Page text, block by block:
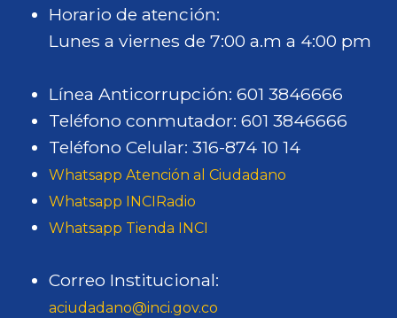
Horario de atención:
Lunes a viernes de 7:00 a.m a 4:00 pm
Línea Anticorrupción: 601 3846666
Teléfono conmutador: 601 3846666
Teléfono Celular: 316-874 10 14
Whatsapp Atención al Ciudadano
Whatsapp INCIRadio
Whatsapp Tienda INCI
Correo Institucional:
aciudadano@inci.gov.co